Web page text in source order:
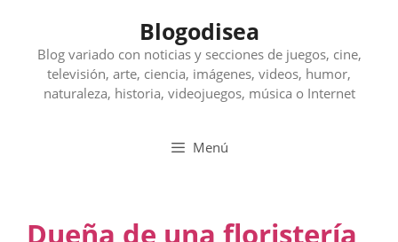
contenido
Blogodisea
Blog variado con noticias y secciones de juegos, cine,
televisión, arte, ciencia, imágenes, videos, humor,
naturaleza, historia, videojuegos, música o Internet
Menú
Dueña de una floristería